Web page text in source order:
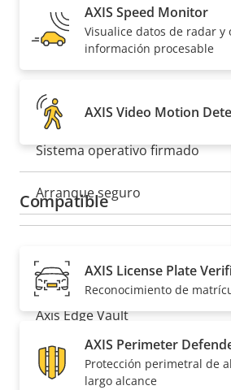
Descripción
de
Valor de
la
Clase de PoE
Seguridad
Descripción
de
propiedad
Valor de
la
Sistema operativo firmado
Arranque seguro
Axis Edge Vault
General
AXIS Speed Monitor
Visualice datos de radar y
información procesable
AXIS Video Motion
Compatible
AXIS License Plate
Reconocimiento de
AXIS Perimeter
Protección perimetral de
largo alcance